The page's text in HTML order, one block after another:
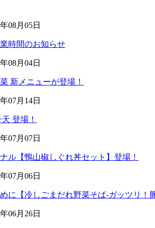
08月05日
時間のお知らせ
08月04日
新メニューが登場！
07月14日
登場！
07月07日
ル【鴨山椒しぐれ丼セット】登場！
07月06日
に【冷しごまだれ野菜そば-ガッツリ！
06月26日